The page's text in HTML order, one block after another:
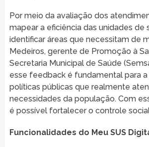
Por meio da avaliação dos
mapear a eficiência das unidades de
identificar áreas que necessitam de
Medeiros, gerente de Promoção à
Secretaria Municipal de Saúde
esse feedback é fundamental para
políticas públicas que realmente
necessidades da população. Com
é possível fortalecer o controle
Funcionalidades do Meu SUS